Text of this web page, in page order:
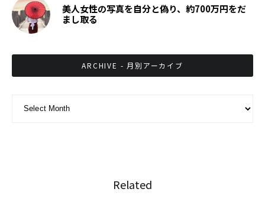
美人女性の写真を自分と偽り、約700万円をだ
まし取る
ARCHIVE - 月別アーカイブ
Related